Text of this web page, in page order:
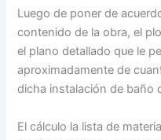
Luego de poner de
contenido de la obra, el
el plano detallado que le
aproximadamente de
dicha instalación de baño
El cálculo la lista de